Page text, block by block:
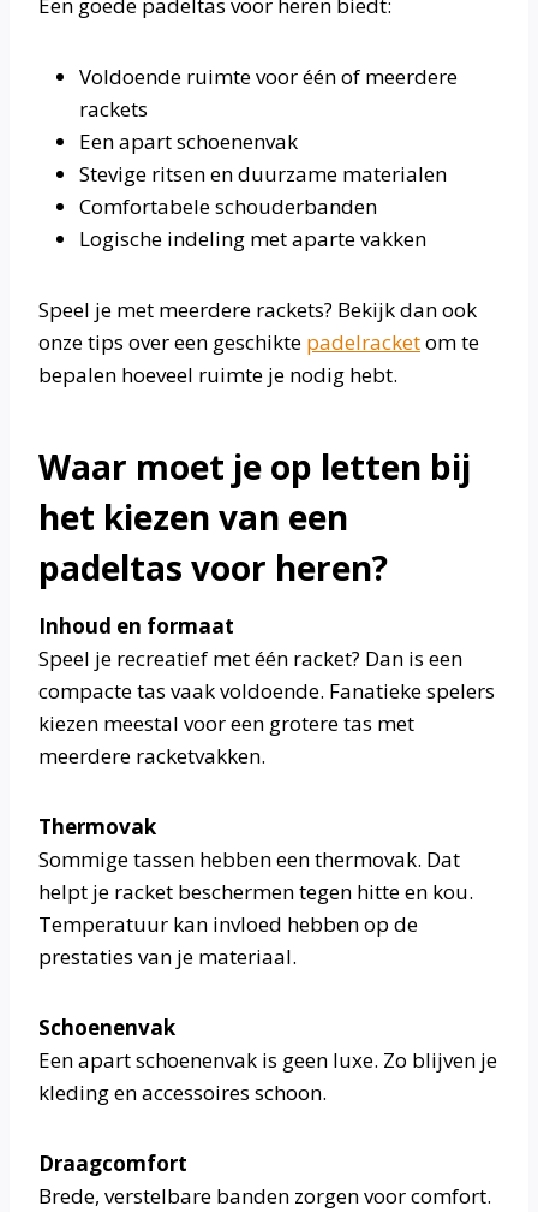
Voldoende ruimte voor één of meerdere
rackets
Een apart schoenenvak
Stevige ritsen en duurzame materialen
Comfortabele schouderbanden
Logische indeling met aparte vakken
Speel je met meerdere rackets? Bekijk dan ook
onze tips over een geschikte padelracketom te
bepalen hoeveel ruimte je nodig hebt.
Waar moet je op letten bij
het kiezen van een
padeltas voor heren?
Inhoud en formaat
Speel je recreatief met één racket? Dan is een
compacte tas vaak voldoende. Fanatieke spelers
kiezen meestal voor een grotere tas met
meerdere racketvakken.
Thermovak
Sommige tassen hebben een thermovak. Dat
helpt je racket beschermen tegen hitte en kou.
Temperatuur kan invloed hebben op de
prestaties van je materiaal.
Schoenenvak
Een apart schoenenvak is geen luxe. Zo blijven je
kleding en accessoires schoon.
Draagcomfort
Brede, verstelbare banden zorgen voor comfort.